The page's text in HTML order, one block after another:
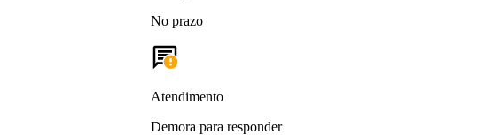
No prazo
Atendimento
Demora para responder